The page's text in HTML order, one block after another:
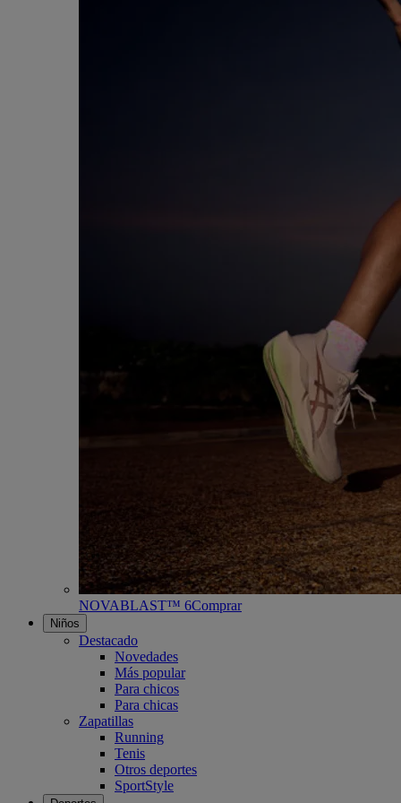
NOVABLAST™ 6Comprar
Niños
Destacado
Novedades
Más popular
Para chicos
Para chicas
Zapatillas
Running
Tenis
Otros deportes
SportStyle